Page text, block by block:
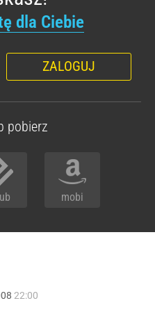
dla Ciebie
ZALOGUJ
pobierz
mobi
22:00